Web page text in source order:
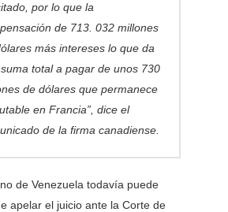
por lo que la
de 713. 032 millones
más intereses lo que da
total a pagar de unos 730
de dólares que permanece
en Francia”, dice el
de la firma canadiense.
de Venezuela todavía puede
apelar el juicio ante la Corte de